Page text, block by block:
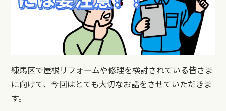
練馬区で屋根リフォームや修理を検討されている皆さま
に向けて、今回はとても大切なお話をさせていただきま
す。